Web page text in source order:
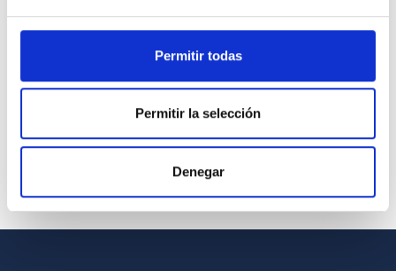
Permitir todas
Permitir la selección
Denegar